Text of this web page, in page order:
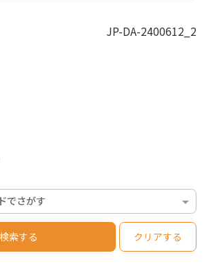
JP-DA-2400612_2
でさがす
検索する クリアする